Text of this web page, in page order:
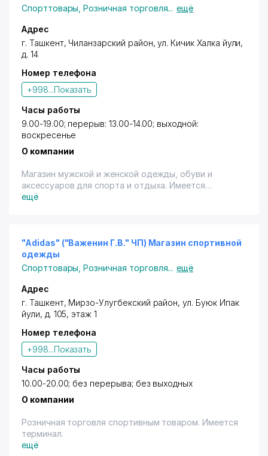
Спорттовары ,Розничная торговля... ещё
Адрес
г. Ташкент, Чиланзарский район,ул. Кичик Халка йули,
д. 14
Номер телефона
+998...Показать
Часы работы
9.00-19.00; перерыв: 13.00-14.00; выходной:
воскресенье
О компании
Магазин мужской и женской одежды, обуви и
аксессуаров для спорта и отдыха. Имеется
терминал (кроме "Visa").
ещё
"Adidas" ("Важенин Г.В." ЧП) Магазин спортивной
одежды
Спорттовары ,Розничная торговля... ещё
Адрес
г. Ташкент, Мирзо-Улугбекский район,ул. Буюк Ипак
йули, д. 105, этаж 1
Номер телефона
+998...Показать
Часы работы
10.00-20.00; без перерыва; без выходных
О компании
Розничная торговля спортивным товаром. Имеется
терминал.
ещё